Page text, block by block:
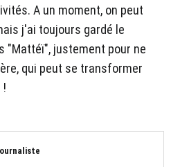
A un moment, on peut
j'ai toujours gardé le
"Mattéï", justement pour ne
qui peut se transformer
!